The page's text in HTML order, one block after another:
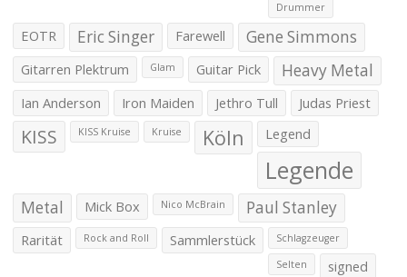
Drummer
EOTR Eric Singer Farewell Gene Simmons
Gitarren Plektrum Glam Guitar Pick Heavy Metal
Ian Anderson Iron Maiden Jethro Tull Judas Priest
KISS KISS Kruise Kruise Köln Legend
Legende
Metal Mick Box Nico McBrain Paul Stanley
Rarität Rock and Roll Sammlerstück Schlagzeuger
Selten signed